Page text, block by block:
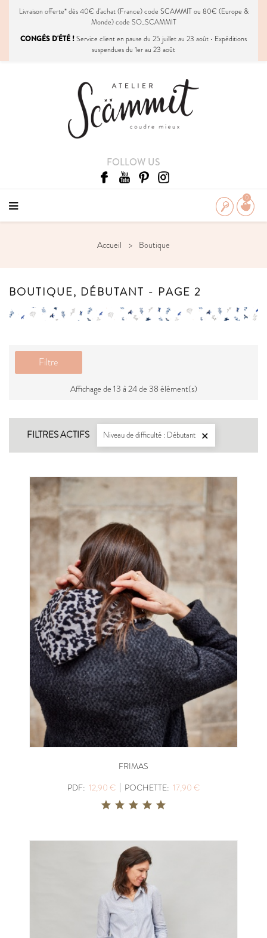
Livraison offerte* dès 40€ d'achat (France) code SCAMMIT ou 80€ (Europe &
Monde) code SO_SCAMMIT
CONGÉS D'ÉTÉ !Service client en pause du 25 juillet au 23 août • Expéditions
suspendues du 1er au 23 août
FOLLOW US
0
Accueil Boutique
BOUTIQUE, DÉBUTANT - PAGE 2
Filtre
Affichage de 13 à 24 de 38 élément(s)
FILTRES ACTIFS Niveau de difficulté : Débutant 
FRIMAS
PDF: 12,90 € | POCHETTE: 17,90 €